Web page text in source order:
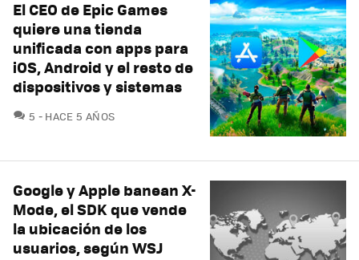
El CEO de Epic Games
quiere una tienda
unificada con apps para
iOS, Android y el resto de
dispositivos y sistemas
5 COMENTARIOS
HACE 5 AÑOS
Google y Apple banean X-
Mode, el SDK que vende
la ubicación de los
usuarios, según WSJ